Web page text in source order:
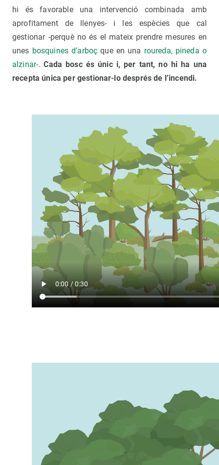
hi és favorable una intervenció combinada amb
aprofitament de llenyes- i les espècies que cal
gestionar -perquè no és el mateix prendre mesures en
unes bosquines d’arboç que en una roureda, pineda o
alzinar-.Cada bosc és únic i, per tant, no hi ha una
recepta única per gestionar-lo després de l’incendi.